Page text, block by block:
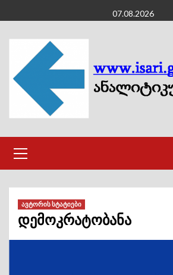
to
content
07.08.2026
Menu
ავტორის სტატიები
დემოკრატობანა